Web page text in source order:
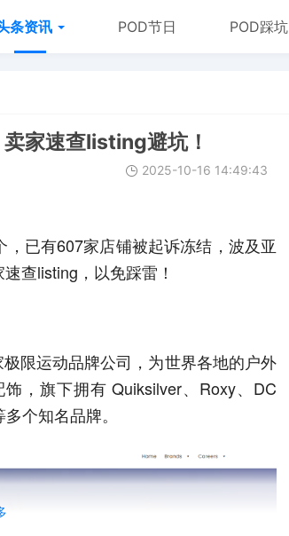
条资讯 POD节日 POD踩坑
家速查listing避坑！
2025-10-16 14:49:43
已有607家店铺被起诉冻结，波及亚
查listing，以免踩雷！
限运动品牌公司，为世界各地的户外
，旗下拥有 Quiksilver、Roxy、DC
个知名品牌。